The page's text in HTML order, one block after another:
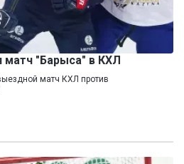
матч "Барыса" в КХЛ
матч КХЛ против